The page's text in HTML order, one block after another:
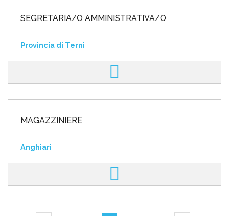
SEGRETARIA/O AMMINISTRATIVA/O
Provincia di Terni
MAGAZZINIERE
Anghiari